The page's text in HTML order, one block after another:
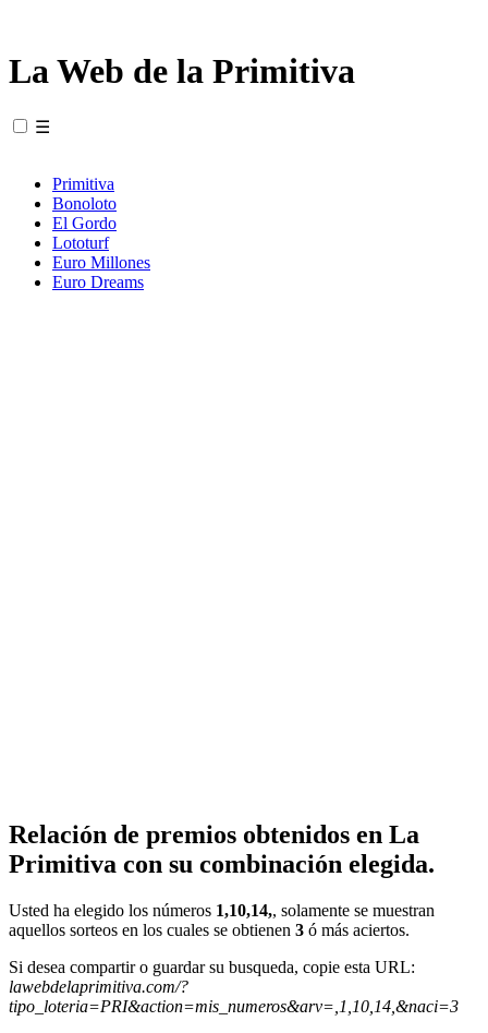
La Web de la Primitiva
☰
Primitiva
Bonoloto
El Gordo
Lototurf
Euro Millones
Euro Dreams
Relación de premios obtenidos en La
Primitiva con su combinación elegida.
Usted ha elegido los números 1,10,14,, solamente se muestran
aquellos sorteos en los cuales se obtienen 3 ó más aciertos.
Si desea compartir o guardar su busqueda, copie esta URL:
lawebdelaprimitiva.com/?
tipo_loteria=PRI&action=mis_numeros&arv=,1,10,14,&naci=3